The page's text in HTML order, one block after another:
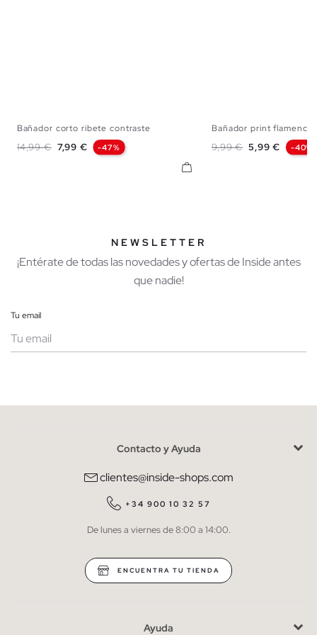
Bañador corto ribete contraste
Precio base
14,99 € Precio
7,99 € -47%
Bañador print flamencos
Precio base
9,99 € Precio
5,99 € -40%
NEWSLETTER
¡Entérate de todas las novedades y ofertas de Inside antes
que nadie!
Tu email
He leído y entiendo lapolítica de privacidad
QUIERO SUSCRIBIRME
* Puedes cancelar la suscripción en cualquier momento.
Contacto y Ayuda
clientes@inside-shops.com
+34 900 10 32 57
De lunes a viernes de 8:00 a 14:00.
ENCUENTRA TU TIENDA
Ayuda